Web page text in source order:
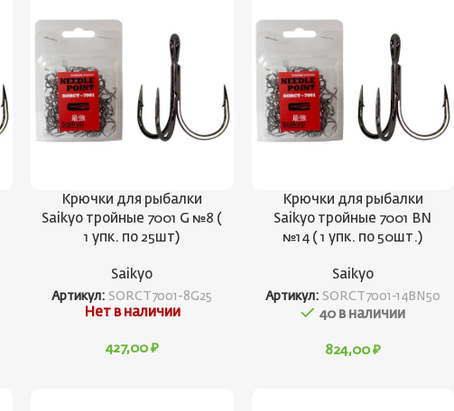
Крючки для рыбалки
Saikyo тройные 7001 G №8 (
1 упк. по 25шт)
Saikyo
Артикул: SORCT7001-8G25
Нет в наличии
427,00₽
Крючки для рыбалки
Saikyo тройные 7001 BN
№14 ( 1 упк. по 50шт.)
Saikyo
Артикул: SORCT7001-14BN50
40 в наличии
824,00 ₽